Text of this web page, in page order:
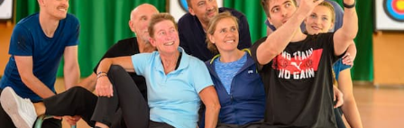
Sozialdienste & Zuweisende
Suche